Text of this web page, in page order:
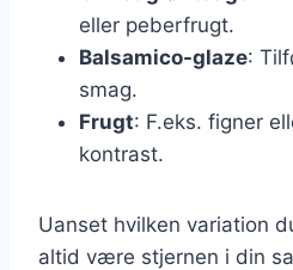
eller peberfrugt.
Balsamico-glaze:
smag.
Frugt: F.eks. figner
kontrast.
Uanset hvilken variation
altid være stjernen i din